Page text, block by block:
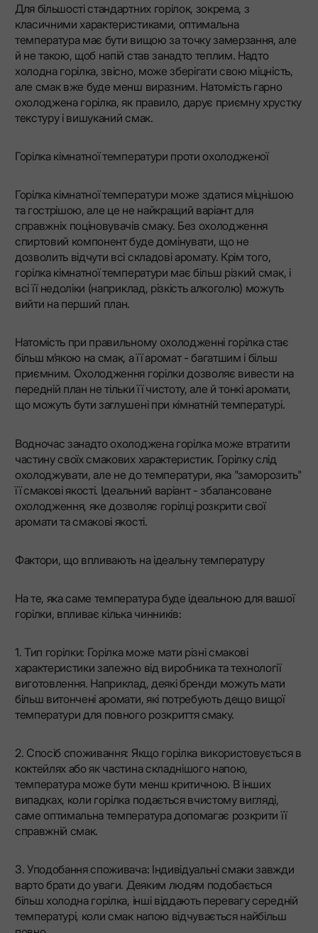
Для більшості стандартних горілок, зокрема, з
класичними характеристиками, оптимальна
температура має бути вищою за точку замерзання, але
й не такою, щоб напій став занадто теплим. Надто
холодна горілка, звісно, може зберігати свою міцність,
але смак вже буде менш виразним. Натомість гарно
охолоджена горілка, як правило, дарує приємну хрустку
текстуру і вишуканий смак.
Горілка кімнатної температури проти охолодженої
Горілка кімнатної температури може здатися міцнішою
та гострішою, але це не найкращий варіант для
справжніх поціновувачів смаку. Без охолодження
спиртовий компонент буде домінувати, що не
дозволить відчути всі складові аромату. Крім того,
горілка кімнатної температури має більш різкий смак, і
всі її недоліки (наприклад, різкість алкоголю) можуть
вийти на перший план.
Натомість при правильному охолодженні горілка стає
більш м’якою на смак, а її аромат - багатшим і більш
приємним. Охолодження горілки дозволяє вивести на
передній план не тільки її чистоту, але й тонкі аромати,
що можуть бути заглушені при кімнатній температурі.
Водночас занадто охолоджена горілка може втратити
частину своїх смакових характеристик. Горілку слід
охолоджувати, але не до температури, яка "заморозить"
її смакові якості. Ідеальний варіант - збалансоване
охолодження, яке дозволяє горілці розкрити свої
аромати та смакові якості.
Фактори, що впливають на ідеальну температуру
На те, яка саме температура буде ідеальною для вашої
горілки, впливає кілька чинників:
1. Тип горілки: Горілка може мати різні смакові
характеристики залежно від виробника та технології
виготовлення. Наприклад, деякі бренди можуть мати
більш витончені аромати, які потребують дещо вищої
температури для повного розкриття смаку.
2. Спосіб споживання: Якщо горілка використовується в
коктейлях або як частина складнішого напою,
температура може бути менш критичною. В інших
випадках, коли горілка подається вчистому вигляді,
саме оптимальна температура допомагає розкрити її
справжній смак.
3. Уподобання споживача: Індивідуальні смаки завжди
варто брати до уваги. Деяким людям подобається
більш холодна горілка, інші віддають перевагу середній
температурі, коли смак напою відчувається найбільш